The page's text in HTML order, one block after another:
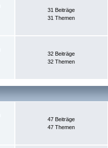
31 Beiträge
31 Themen
32 Beiträge
32 Themen
47 Beiträge
47 Themen